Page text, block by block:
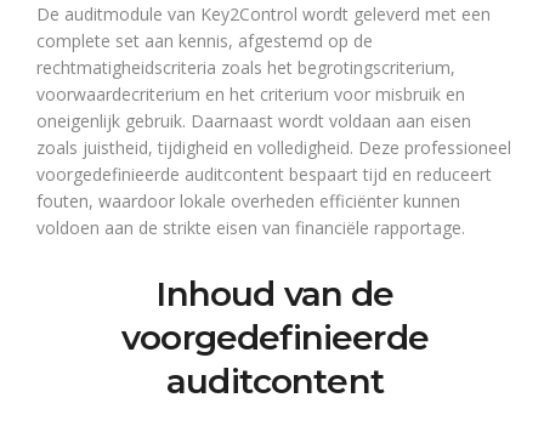
De auditmodule van Key2Control wordt geleverd met een
complete set aan kennis, afgestemd op de
rechtmatigheidscriteria zoals het begrotingscriterium,
voorwaardecriterium en het criterium voor misbruik en
oneigenlijk gebruik. Daarnaast wordt voldaan aan eisen
zoals juistheid, tijdigheid en volledigheid. Deze professioneel
voorgedefinieerde auditcontent bespaart tijd en reduceert
fouten, waardoor lokale overheden efficiënter kunnen
voldoen aan de strikte eisen van financiële rapportage.
Inhoud van de
voorgedefinieerde
auditcontent